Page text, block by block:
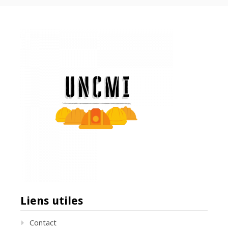
Liens utiles
Contact